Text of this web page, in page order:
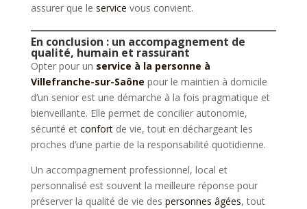
assurer que le service vous convient.
En conclusion : un accompagnement de
qualité, humain et rassurant
Opter pour un service à la personne à
Villefranche-sur-Saône pour le maintien à domicile
d’un senior est une démarche à la fois pragmatique et
bienveillante. Elle permet de concilier autonomie,
sécurité et confortde vie, tout en déchargeant les
proches d’une partie de la responsabilité quotidienne.
Un accompagnement professionnel, local et
personnalisé est souvent la meilleure réponse pour
préserver la qualité de vie des personnes âgées, tout